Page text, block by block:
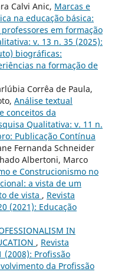
Calvi Anic, Marcas e
na educação básica:
em formação
v. 13 n. 35 (2025):
biográficas:
na formação de
Corrêa de Paula,
Análise textual
conceitos da
Qualitativa: v. 11 n.
Publicação Contínua
Fernanda Schneider
Albertoni, Marco
e Construcionismo no
a vista de um
de vista , Revista
(2021): Educação
IN
, Revista
(2008): Profissão
da Profissão